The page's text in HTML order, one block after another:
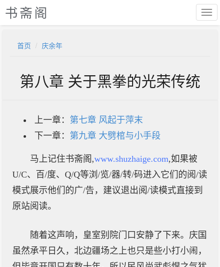
书斋阁
首页 庆余年
第八章 关于黑拳的光荣传统
上一章： 第七章 风起于萍末
下一章： 第九章 大劈棺与小手段
马上记住书斋阁,www.shuzhaige.com,如果被
U/C、百/度、Q/Q等浏/览/器/转/码进入它们的阅/读
模式展示他们的广/告，建议退出阅/读模式直接到
原站阅读。
随着这声响，皇室别院门口安静了下来。庆国
虽然承平日久，北边疆场之上也只是些小打小闹，